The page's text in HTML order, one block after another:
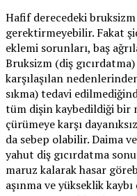
Hafif derecedeki
gerektirmeyebilir. Fakat
eklemi sorunları, baş
Bruksizm (diş
karşılaşılan
sıkma) tedavi
tüm dişin kaybedildiği bir
çürümeye karşı
da sebep olabilir. Daima
yahut diş gıcırdatma
maruz kalarak hasar
aşınma ve yükseklik